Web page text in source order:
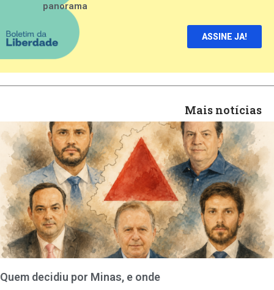
panorama
ASSINE JA!
Mais notícias
Quem decidiu por Minas, e onde